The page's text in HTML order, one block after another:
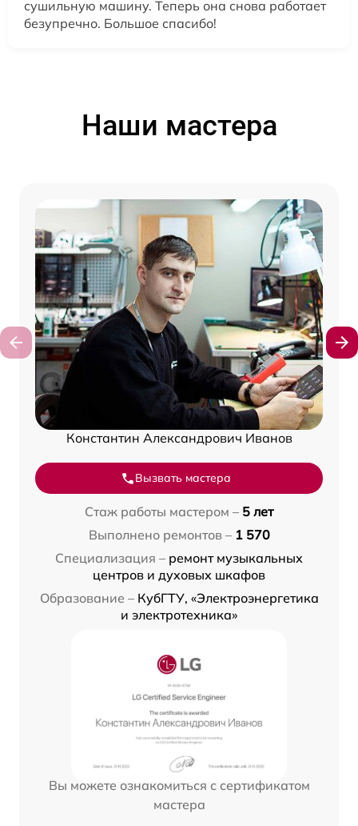
сушильную машину. Теперь она снова работает
безупречно. Большое спасибо!
Наши мастера
Константин Александрович Иванов
Вызвать мастера
Стаж работы мастером – 5 лет
Выполнено ремонтов – 1 570
Специализация – ремонт музыкальных
центров и духовых шкафов
Образование – КубГТУ, «Электроэнергетика
и электротехника»
Вы можете ознакомиться с сертификатом
мастера